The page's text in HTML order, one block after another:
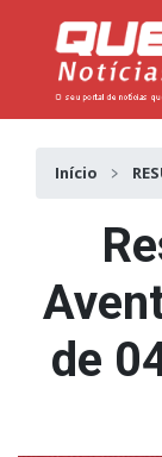
Início
de